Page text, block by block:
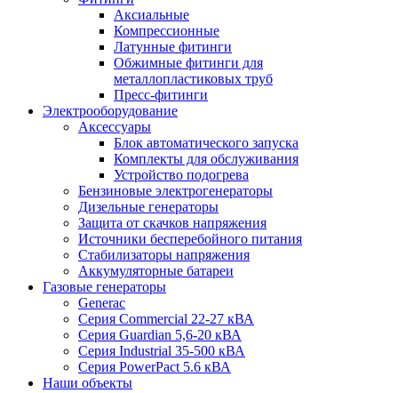
Аксиальные
Компрессионные
Латунные фитинги
Обжимные фитинги для
металлопластиковых труб
Пресс-фитинги
Электрооборудование
Аксессуары
Блок автоматического запуска
Комплекты для обслуживания
Устройство подогрева
Бензиновые электрогенераторы
Дизельные генераторы
Защита от скачков напряжения
Источники бесперебойного питания
Стабилизаторы напряжения
Аккумуляторные батареи
Газовые генераторы
Generac
Серия Commercial 22-27 кВА
Серия Guardian 5,6-20 кВА
Серия Industrial 35-500 кВА
Серия PowerPact 5.6 кВА
Наши объекты